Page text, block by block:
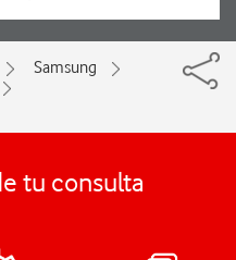
Samsung
tu consulta